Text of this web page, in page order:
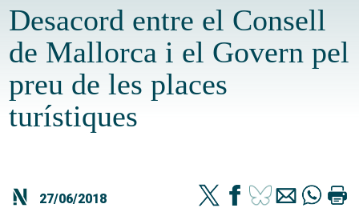
Desacord entre el Consell
de Mallorca i el Govern pel
preu de les places
turístiques
27/06/2018